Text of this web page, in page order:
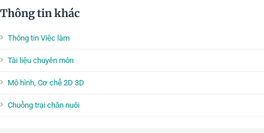
Thông tin khác
Thông tin Việc làm
Tài liệu chuyên môn
Mô hình, Cơ chế 2D 3D
Chuồng trại chăn nuôi